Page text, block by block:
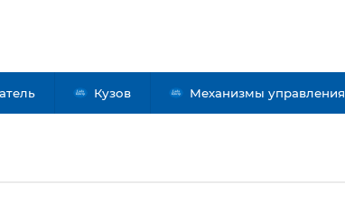
Кузов Механизмы управления